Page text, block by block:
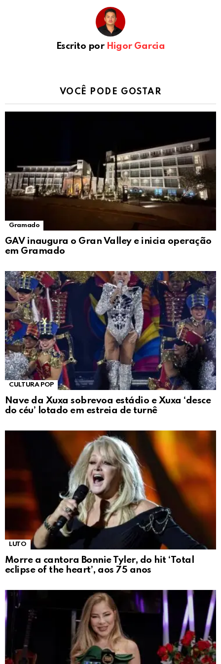
Escrito por Higor Garcia
VOCÊ PODE GOSTAR
Gramado
GAV inaugura o Gran Valley e inicia operação
em Gramado
CULTURA POP
Nave da Xuxa sobrevoa estádio e Xuxa ‘desce
do céu’ lotado em estreia de turnê
LUTO
Morre a cantora Bonnie Tyler, do hit ‘Total
eclipse of the heart’, aos 75 anos